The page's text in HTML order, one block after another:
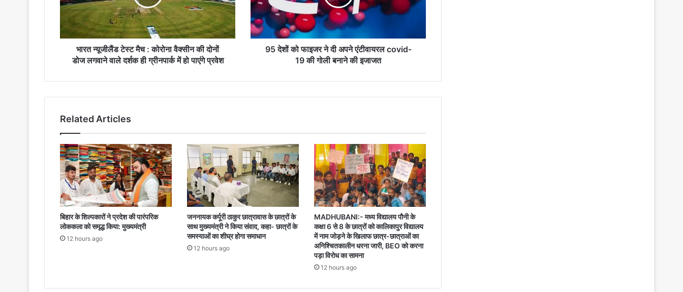
कोरोना
वैक्सीन
दोनों
लगवाने
दर्शक
हो
पाएंगे
प्रवेश
भारत न्यूजीलैंड टेस्ट मैच : कोरोना वैक्सीन की दोनों
डोज लगवाने वाले दर्शक ही ग्रीनपार्क में हो पाएंगे प्रवेश
दी
अपने
एंटीवायरल
covid-
बनाने
95 देशों को फाइजर ने दी अपने एंटीवायरल covid-
19 की गोली बनाने की इजाजत
Related Articles
बिहार के शिल्पकारों ने प्रदेश की पारंपरिक
लोककला को समृद्ध किया: मुख्यमंत्री
12 hours ago
जननायक कर्पूरी ठाकुर छात्रावास के छात्रों के
साथ मुख्यमंत्री ने किया संवाद, कहा- छात्रों के
समस्याओं का शीघ्र होगा समाधान
12 hours ago
MADHUBANI:- मध्य विद्यालय पौनी के
कक्षा 6 से 8 के छात्रों को कालिकापुर विद्यालय
में नाम जोड़ने के खिलाफ छात्र-छात्राओं का
अनिश्चितकालीन धरना जारी, BEO को करना
पड़ा विरोध का सामना
12 hours ago